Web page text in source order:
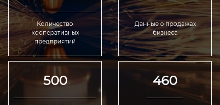
Количество
кооперативных
предприятий
Данные о продажах
бизнеса
500 460